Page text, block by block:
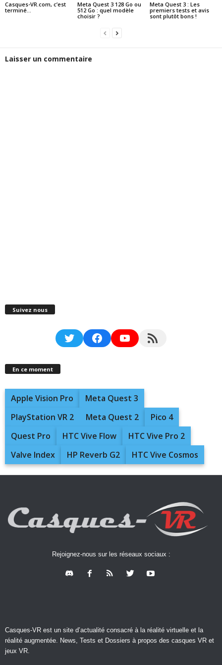
Casques-VR.com, c’est
terminé…
Meta Quest 3 128 Go ou
512 Go : quel modèle
choisir ?
Meta Quest 3 : Les
premiers tests et avis
sont plutôt bons !
Laisser un commentaire
Suivez nous
TwitterFacebookYouTubeRSS Feed
En ce moment
Apple Vision Pro
Meta Quest 3
PlayStation VR 2
Meta Quest 2
Pico 4
Quest Pro
HTC Vive Flow
HTC Vive Pro 2
Valve Index
HP Reverb G2 HTC Vive Cosmos
Rejoignez-nous sur les réseaux sociaux :
Casques-VR est un site d’actualité consacré à la réalité virtuelle et la
réalité augmentée. News, Tests et Dossiers à propos des casques VR et
jeux VR.